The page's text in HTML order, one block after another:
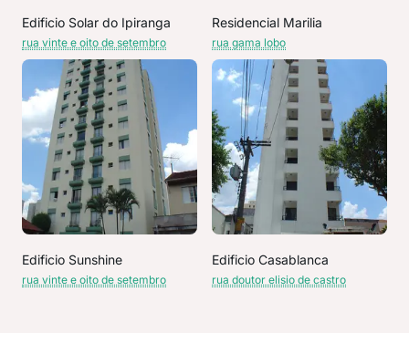
Edificio Solar do Ipiranga
rua vinte e oito de setembro
Residencial Marilia
rua gama lobo
Edificio Sunshine
rua vinte e oito de setembro
Edificio Casablanca
rua doutor elisio de castro